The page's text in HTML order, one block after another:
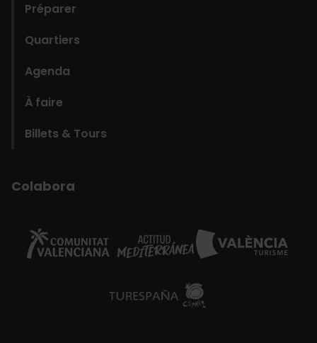
Préparer
Quartiers
Agenda
À faire
Billets & Tours
Colabora